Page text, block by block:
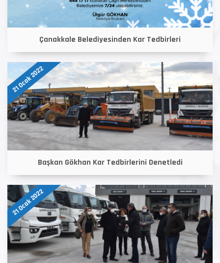
Çanakkale Belediyesinden Kar Tedbirleri
21 Ocak 2022
Başkan Gökhan Kar Tedbirlerini Denetledi
21 Ocak 2022